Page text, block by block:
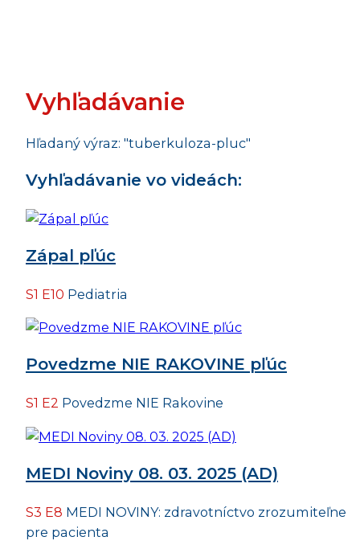
Vyhľadávanie
Hľadaný výraz: "tuberkuloza-pluc"
Vyhľadávanie vo videách:
Zápal pľúc
S1 E10 Pediatria
Povedzme NIE RAKOVINE pľúc
S1 E2 Povedzme NIE Rakovine
MEDI Noviny 08. 03. 2025 (AD)
S3 E8 MEDI NOVINY: zdravotníctvo zrozumiteľne
pre pacienta